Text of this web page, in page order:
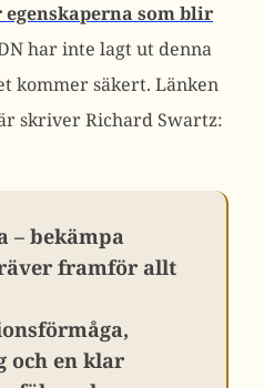
som blir
har inte lagt ut denna
kommer säkert. Länken
skriver Richard Swartz:
– bekämpa
framför allt
och en klar